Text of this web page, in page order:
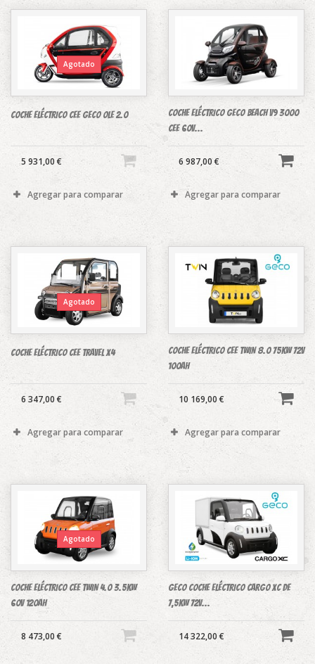
Agotado
COCHE ELÉCTRICO CEE GECO OLE 2.0
5 931,00 €
Agregar para comparar
COCHE ELÉCTRICO GECO BEACH V9 3000
CEE 60v...
6 987,00 €
Agregar para comparar
Agotado
COCHE ELÉCTRICO CEE TRAVEL X4
6 347,00 €
Agregar para comparar
COCHE ELÉCTRICO CEE TWIN 8.0 75KW 72V
100Ah
10 169,00 €
Agregar para comparar
Agotado
COCHE ELÉCTRICO CEE TWIN 4.0 3.5KW
60V 120Ah
8 473,00 €
GECO COCHE ELÉCTRICO CARGO XC DE
7,5KW 72V...
14 322,00 €